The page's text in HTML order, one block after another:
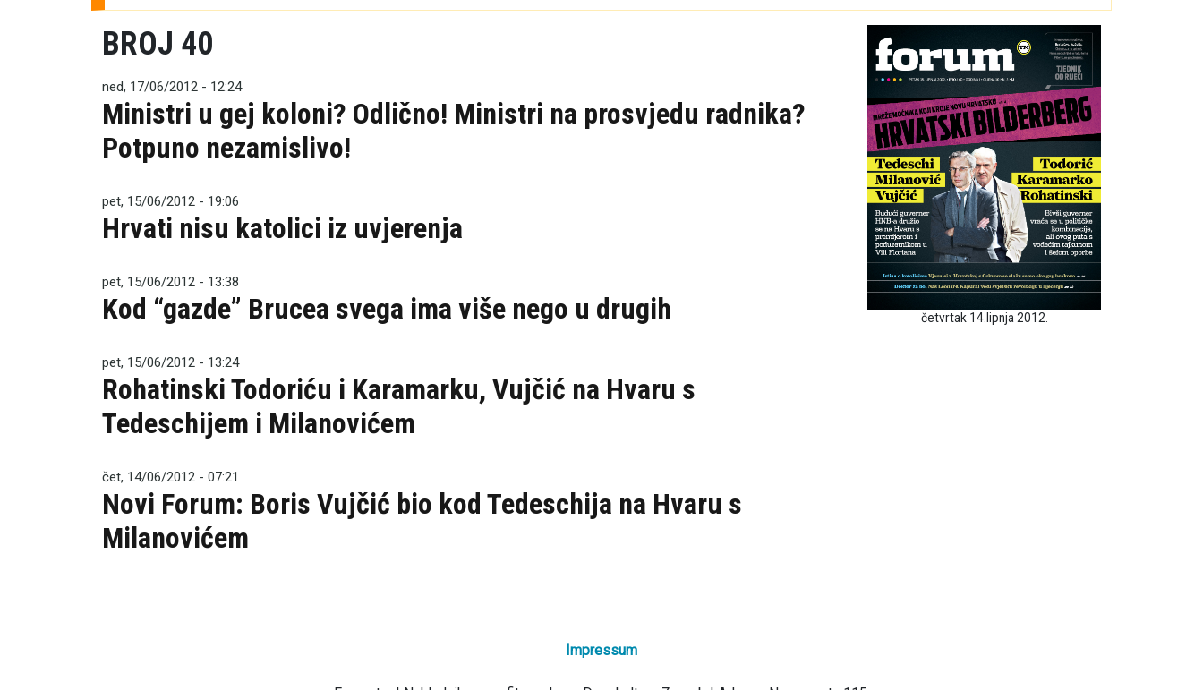
BROJ 40
ned, 17/06/2012 - 12:24
Ministri u gej koloni? Odlično! Ministri na prosvjedu radnika?
Potpuno nezamislivo!
pet, 15/06/2012 - 19:06
Hrvati nisu katolici iz uvjerenja
pet, 15/06/2012 - 13:38
Kod “gazde” Brucea svega ima više nego u drugih
pet, 15/06/2012 - 13:24
Rohatinski Todoriću i Karamarku, Vujčić na Hvaru s
Tedeschijem i Milanovićem
čet, 14/06/2012 - 07:21
Novi Forum: Boris Vujčić bio kod Tedeschija na Hvaru s
Milanovićem
četvrtak 14.lipnja 2012.
Impressum